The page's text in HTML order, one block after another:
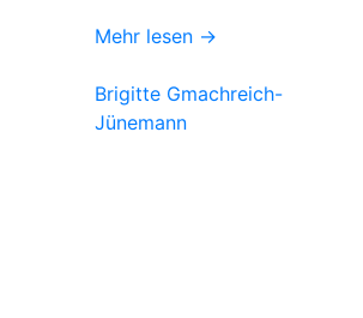
Mehr lesen →
Brigitte Gmachreich-
Jünemann